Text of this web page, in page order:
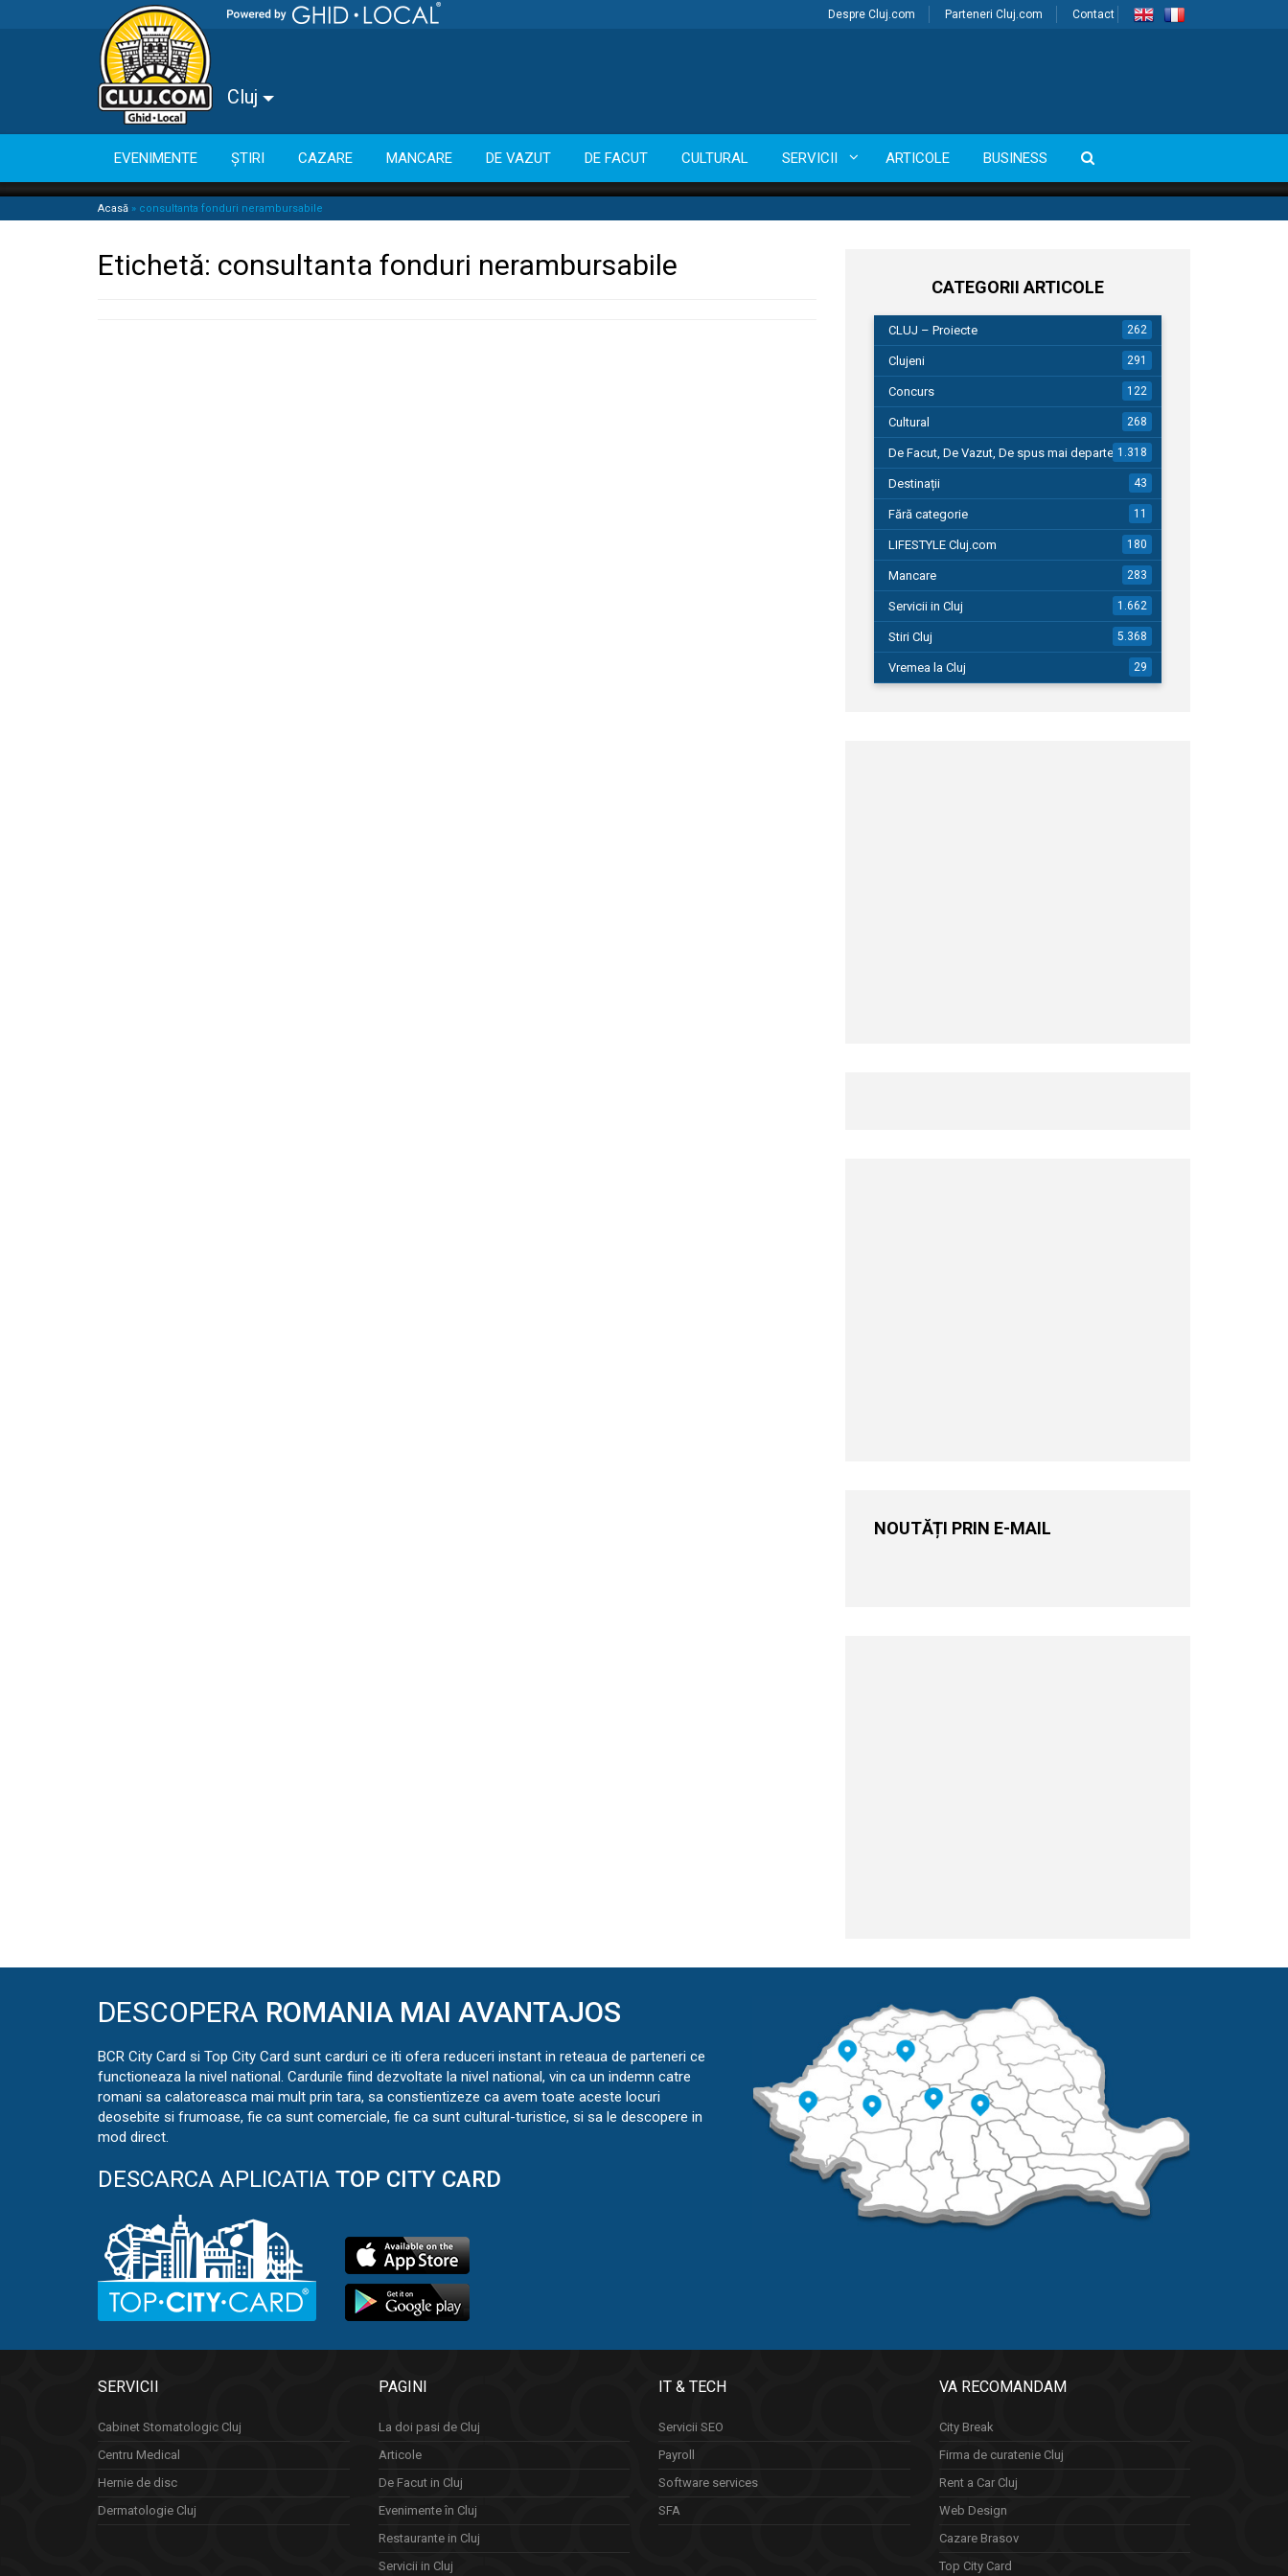
Despre Cluj.com Parteneri Cluj.com Contact
Cluj
EVENIMENTE ȘTIRI CAZARE MANCARE DE VAZUT DE FACUT CULTURAL SERVICII ARTICOLE BUSINESS
Acasă » consultanta fonduri nerambursabile
Etichetă: consultanta fonduri nerambursabile
CATEGORII ARTICOLE
CLUJ – Proiecte 262
Clujeni 291
Concurs 122
Cultural 268
De Facut, De Vazut, De spus mai departe…1.318
Destinații 43
Fără categorie 11
LIFESTYLE Cluj.com 180
Mancare 283
Servicii in Cluj 1.662
Stiri Cluj 5.368
Vremea la Cluj 29
NOUTĂȚI PRIN E-MAIL
DESCOPERA ROMANIA MAI AVANTAJOS
BCR City Card si Top City Card sunt carduri ce iti ofera reduceri instant in reteaua de parteneri ce
functioneaza la nivel national. Cardurile fiind dezvoltate la nivel national, vin ca un indemn catre
romani sa calatoreasca mai mult prin tara, sa constientizeze ca avem toate aceste locuri
deosebite si frumoase, fie ca sunt comerciale, fie ca sunt cultural-turistice, si sa le descopere in
mod direct.
DESCARCA APLICATIA TOP CITY CARD
SERVICII
Cabinet Stomatologic Cluj
Centru Medical
Hernie de disc
Dermatologie Cluj
PAGINI
La doi pasi de Cluj
Articole
De Facut in Cluj
Evenimente în Cluj
Restaurante in Cluj
Servicii in Cluj
IT & TECH
Servicii SEO
Payroll
Software services
SFA
VA RECOMANDAM
City Break
Firma de curatenie Cluj
Rent a Car Cluj
Web Design
Cazare Brasov
Top City Card